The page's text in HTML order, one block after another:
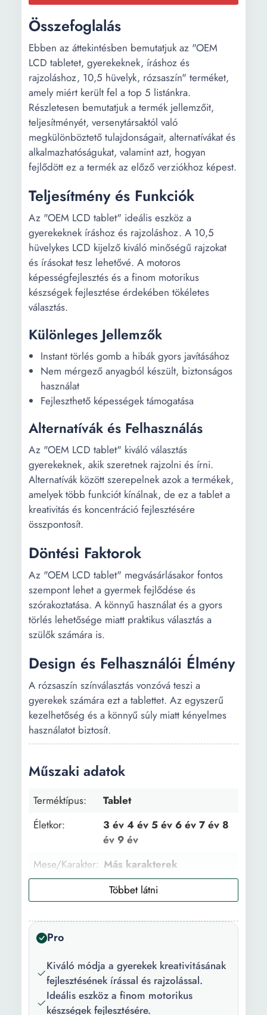
Összefoglalás
Ebben az áttekintésben bemutatjuk az "OEM
LCD tabletet, gyerekeknek, íráshoz és
rajzoláshoz, 10,5 hüvelyk, rózsaszín" terméket,
amely miért került fel a top 5 listánkra.
Részletesen bemutatjuk a termék jellemzőit,
teljesítményét, versenytársaktól való
megkülönböztető tulajdonságait, alternatívákat és
alkalmazhatóságukat, valamint azt, hogyan
fejlődött ez a termék az előző verziókhoz képest.
Teljesítmény és Funkciók
Az "OEM LCD tablet" ideális eszköz a
gyerekeknek íráshoz és rajzoláshoz. A 10,5
hüvelykes LCD kijelző kiváló minőségű rajzokat
és írásokat tesz lehetővé. A motoros
képességfejlesztés és a finom motorikus
készségek fejlesztése érdekében tökéletes
választás.
Különleges Jellemzők
Instant törlés gomb a hibák gyors javításához
Nem mérgező anyagból készült, biztonságos
használat
Fejleszthető képességek támogatása
Alternatívák és Felhasználás
Az "OEM LCD tablet" kiváló választás
gyerekeknek, akik szeretnek rajzolni és írni.
Alternatívák között szerepelnek azok a termékek,
amelyek több funkciót kínálnak, de ez a tablet a
kreativitás és koncentráció fejlesztésére
összpontosít.
Döntési Faktorok
Az "OEM LCD tablet" megvásárlásakor fontos
szempont lehet a gyermek fejlődése és
szórakoztatása. A könnyű használat és a gyors
törlés lehetősége miatt praktikus választás a
szülők számára is.
Design és Felhasználói Élmény
A rózsaszín színválasztás vonzóvá teszi a
gyerekek számára ezt a tablettet. Az egyszerű
kezelhetőség és a könnyű súly miatt kényelmes
használatot biztosít.
Műszaki adatok
Terméktípus:
Tablet
Életkor:
3 év 4 év 5 év 6 év 7 év 8
év 9 év
Mese/Karakter: Más karakterek
ABS | Műanyag
tartalma:
Funkciók:
LCD képernyő Motoros
képességfejlesztés
Pro
Kiváló módja a gyerekek kreativitásának
fejlesztésének írással és rajzolással.
Ideális eszköz a finom motorikus
készségek fejlesztésére.